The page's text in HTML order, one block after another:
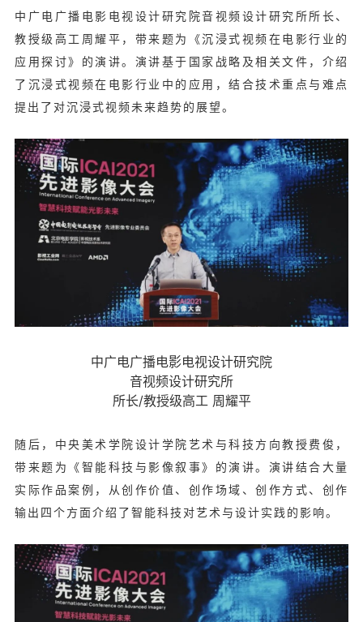
中广电广播电影电视设计研究院音视频设计研究所所长、
教授级高工周耀平，带来题为《沉浸式视频在电影行业的
应用探讨》的演讲。演讲基于国家战略及相关文件，介绍
了沉浸式视频在电影行业中的应用，结合技术重点与难点
提出了对沉浸式视频未来趋势的展望。
中广电广播电影电视设计研究院
音视频设计研究所
所长/教授级高工 周耀平
随后，中央美术学院设计学院艺术与科技方向教授费俊，
带来题为《智能科技与影像叙事》的演讲。演讲结合大量
实际作品案例，从创作价值、创作场域、创作方式、创作
输出四个方面介绍了智能科技对艺术与设计实践的影响。